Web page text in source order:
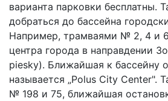
варианта парковки бесплатны.
добраться до бассейна
Например, трамваями № 2, 4 и
центра города в направдении
piesky). Ближайшая к бассейну
называется „Polus City Center".
№ 198 и 75, ближайшая